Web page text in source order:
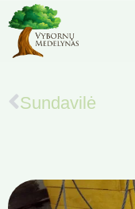
Sundavilė